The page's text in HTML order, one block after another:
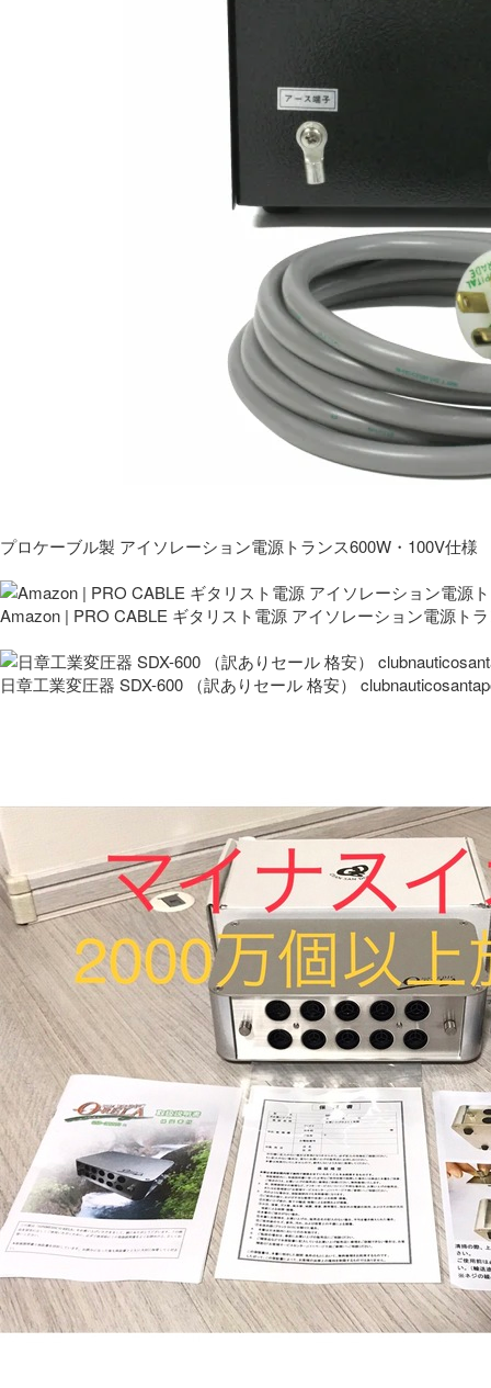
プロケーブル製 アイソレーション電源トランス600W・100V仕様
Amazon | PRO CABLE ギタリスト電源 アイソレーション電源ト
日章工業変圧器 SDX-600 （訳ありセール 格安）